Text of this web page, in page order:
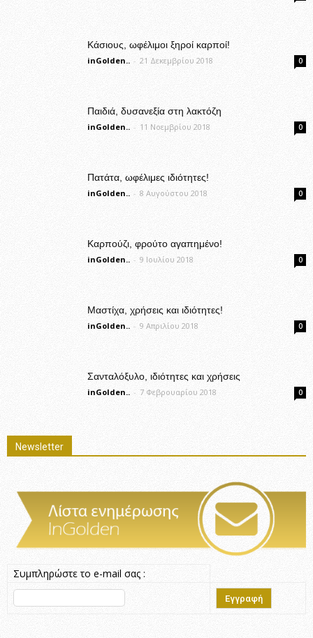
Κάσιους, ωφέλιμοι ξηροί καρποί!
inGolden.. - 21 Δεκεμβρίου 2018 0
Παιδιά, δυσανεξία στη λακτόζη
inGolden.. - 11 Νοεμβρίου 2018 0
Πατάτα, ωφέλιμες ιδιότητες!
inGolden.. - 8 Αυγούστου 2018 0
Καρπούζι, φρούτο αγαπημένο!
inGolden.. - 9 Ιουλίου 2018 0
Μαστίχα, χρήσεις και ιδιότητες!
inGolden.. - 9 Απριλίου 2018 0
Σανταλόξυλο, ιδιότητες και χρήσεις
inGolden.. - 7 Φεβρουαρίου 2018 0
Newsletter
Συμπληρώστε το e-mail σας :